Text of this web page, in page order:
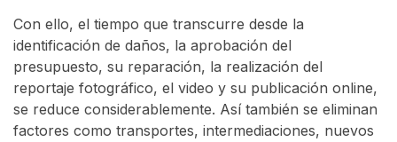
Con ello, el tiempo que transcurre desde la
identificación de daños, la aprobación del
presupuesto, su reparación, la realización del
reportaje fotográfico, el video y su publicación online,
se reduce considerablemente. Así también se eliminan
factores como transportes, intermediaciones, nuevos